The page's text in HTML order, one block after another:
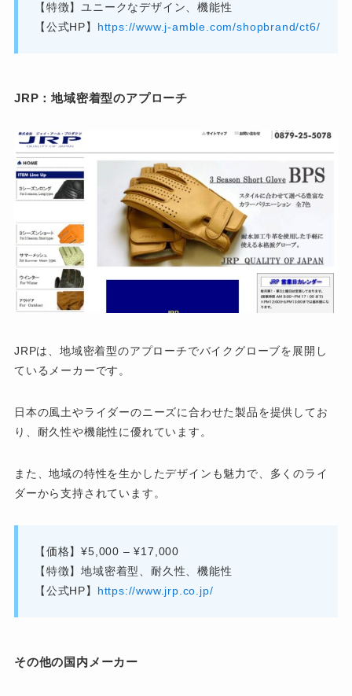
【特徴】ユニークなデザイン、機能性
【公式HP】 https://www.j-amble.com/shopbrand/ct6/
JRP：地域密着型のアプローチ
JRPは、地域密着型のアプローチでバイクグローブを展開し
ているメーカーです。
日本の風土やライダーのニーズに合わせた製品を提供してお
り、耐久性や機能性に優れています。
また、地域の特性を生かしたデザインも魅力で、多くのライ
ダーから支持されています。
【価格】¥5,000 – ¥17,000
【特徴】地域密着型、耐久性、機能性
【公式HP】 https://www.jrp.co.jp/
その他の国内メーカー